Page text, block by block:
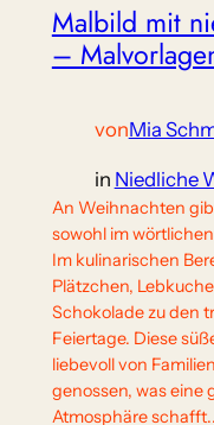
Malbild mit
–
vonMia
in Niedliche
An Weihnachten
sowohl im
Im kulinarischen
Plätzchen,
Schokolade zu den
Feiertage. Diese
liebevoll von
genossen, was eine
Atmosphäre